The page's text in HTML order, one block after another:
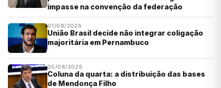
impasse na convenção da federação
01/08/2026
União Brasil decide não integrar coligação
majoritária em Pernambuco
05/08/2026
Coluna da quarta: a distribuição das bases
de Mendonça Filho